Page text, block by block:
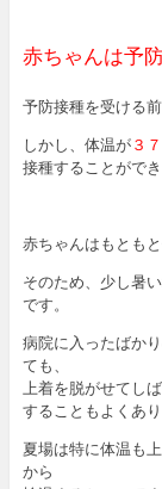
赤ちゃんは予
予防接種を受ける
しかし、体温が３
接種することができ
赤ちゃんはもとも
そのため、少し暑
です。
病院に入ったばか
ても、
上着を脱がせてし
することもよくあり
夏場は特に体温も
から